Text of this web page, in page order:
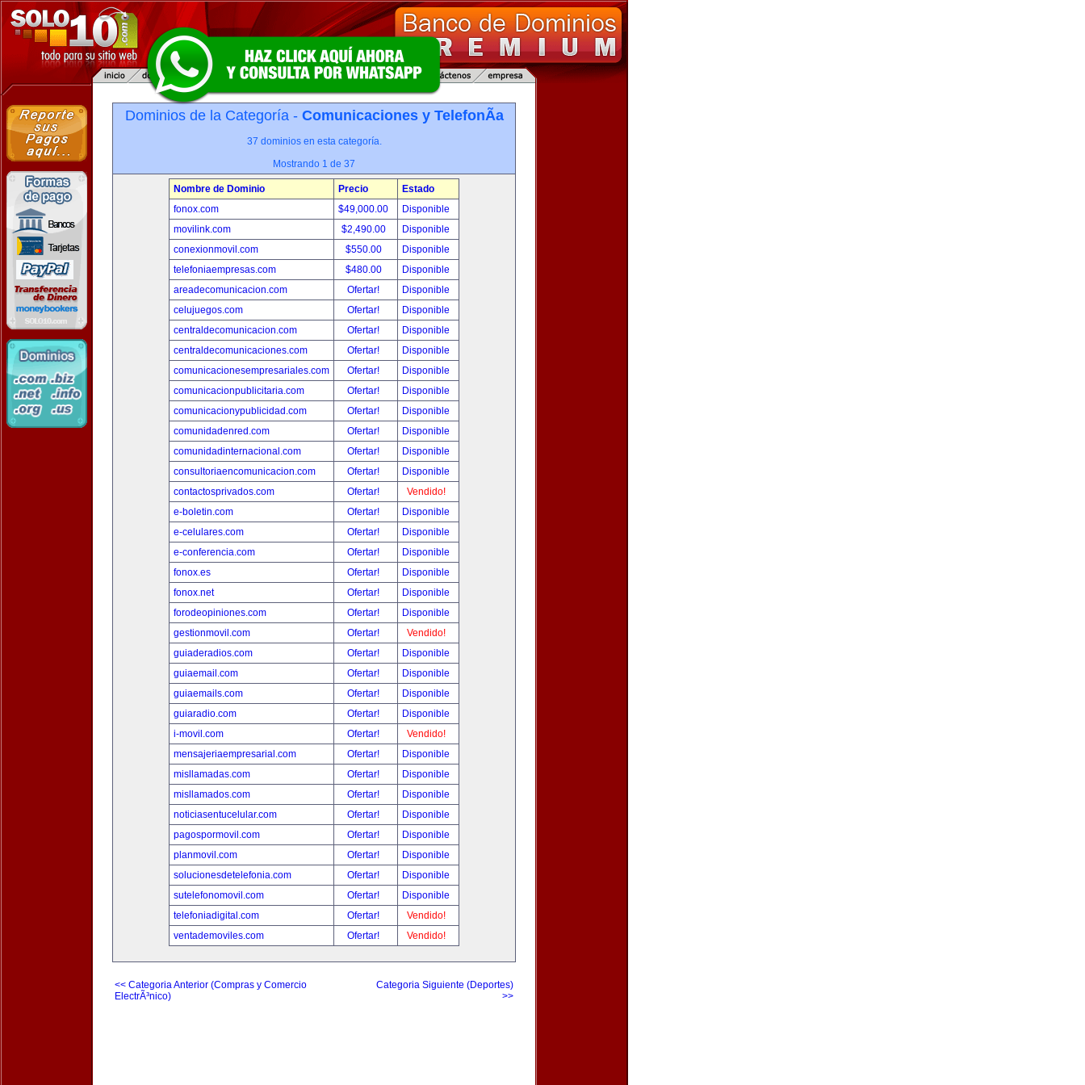
Dominios de la Categoría - Comunicaciones y TelefonÃ­a
37 dominios en esta categoría.
Mostrando 1 de 37
Nombre de Dominio Precio
Estado
fonox.com
$49,000.00
Disponible
movilink.com
$2,490.00
Disponible
conexionmovil.com
$550.00
Disponible
telefoniaempresas.com
$480.00
Disponible
areadecomunicacion.com
Ofertar!
Disponible
celujuegos.com
Ofertar!
Disponible
centraldecomunicacion.com
Ofertar!
Disponible
centraldecomunicaciones.com
Ofertar!
Disponible
comunicacionesempresariales.com
Ofertar!
Disponible
comunicacionpublicitaria.com
Ofertar!
Disponible
comunicacionypublicidad.com
Ofertar!
Disponible
comunidadenred.com
Ofertar!
Disponible
comunidadinternacional.com
Ofertar!
Disponible
consultoriaencomunicacion.com
Ofertar!
Disponible
contactosprivados.com
Ofertar!
Vendido!
e-boletin.com
Ofertar!
Disponible
e-celulares.com
Ofertar!
Disponible
e-conferencia.com
Ofertar!
Disponible
fonox.es
Ofertar!
Disponible
fonox.net
Ofertar!
Disponible
forodeopiniones.com
Ofertar!
Disponible
gestionmovil.com
Ofertar!
Vendido!
guiaderadios.com
Ofertar!
Disponible
guiaemail.com
Ofertar!
Disponible
guiaemails.com
Ofertar!
Disponible
guiaradio.com
Ofertar!
Disponible
i-movil.com
Ofertar!
Vendido!
mensajeriaempresarial.com
Ofertar!
Disponible
misllamadas.com
Ofertar!
Disponible
misllamados.com
Ofertar!
Disponible
noticiasentucelular.com
Ofertar!
Disponible
pagospormovil.com
Ofertar!
Disponible
planmovil.com
Ofertar!
Disponible
solucionesdetelefonia.com
Ofertar!
Disponible
sutelefonomovil.com
Ofertar!
Disponible
telefoniadigital.com
Ofertar!
Vendido!
ventademoviles.com
Ofertar! Vendido!
<< Categoria Anterior (Compras y Comercio
ElectrÃ³nico)
Categoria Siguiente (Deportes)
>>